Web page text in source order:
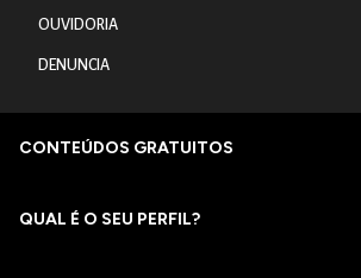
OUVIDORIA
DENUNCIA
CONTEÚDOS GRATUITOS
QUAL É O SEU PERFIL?